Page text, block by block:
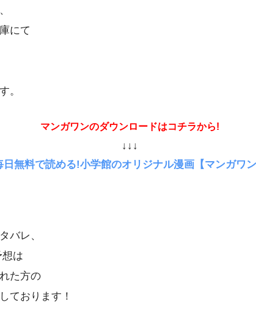
にて
。
マンガワンのダウンロードはコチラから!
↓↓↓
日無料で読める!小学館のオリジナル漫画【マンガワン
バレ、
は
た方の
ております！